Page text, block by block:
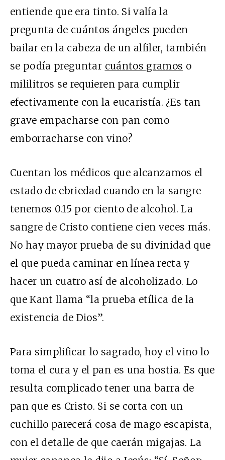
entiende que era tinto. Si valía la
pregunta de cuántos ángeles pueden
bailar en la cabeza de un alfiler, también
se podía preguntar cuántos gramos o
mililitros se requieren para cumplir
efectivamente con la eucaristía. ¿Es tan
grave empacharse con pan como
emborracharse con vino?
Cuentan los médicos que alcanzamos el
estado de ebriedad cuando en la sangre
tenemos 0.15 por ciento de alcohol. La
sangre de Cristo contiene cien veces más.
No hay mayor prueba de su divinidad que
el que pueda caminar en línea recta y
hacer un cuatro así de alcoholizado. Lo
que Kant llama “la prueba etílica de la
existencia de Dios”.
Para simplificar lo sagrado, hoy el vino lo
toma el cura y el pan es una hostia. Es que
resulta complicado tener una barra de
pan que es Cristo. Si se corta con un
cuchillo parecerá cosa de mago escapista,
con el detalle de que caerán migajas. La